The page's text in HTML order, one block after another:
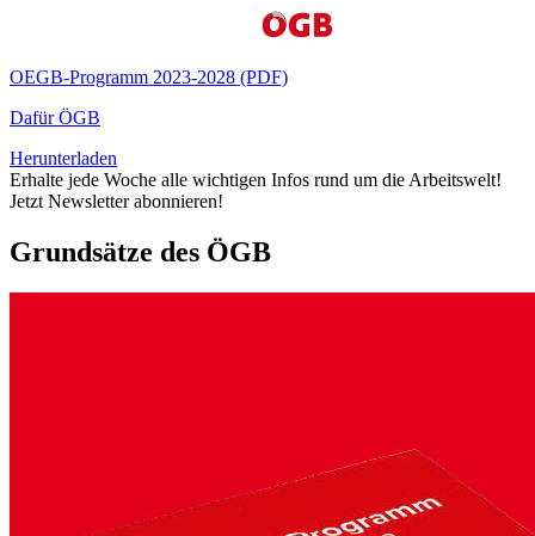
OEGB-Programm 2023-2028 (PDF)
Dafür ÖGB
Herunterladen
Erhalte jede Woche alle wichtigen Infos rund um die Arbeitswelt!
Jetzt Newsletter abonnieren!
Grundsätze des ÖGB